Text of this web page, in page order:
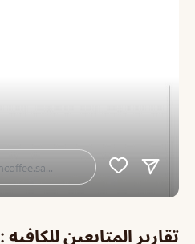
تقارير المتابعين للكافيه :